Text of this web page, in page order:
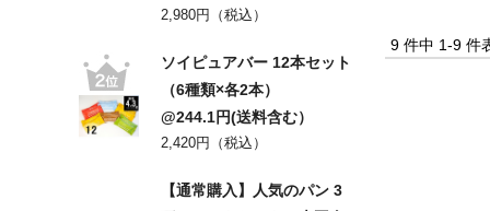
2,980円（税込）
ソイピュアバー 12本セット
（6種類×各2本）
@244.1円(送料含む）
2,420円（税込）
【通常購入】人気のパン 3
9 件中 1-9